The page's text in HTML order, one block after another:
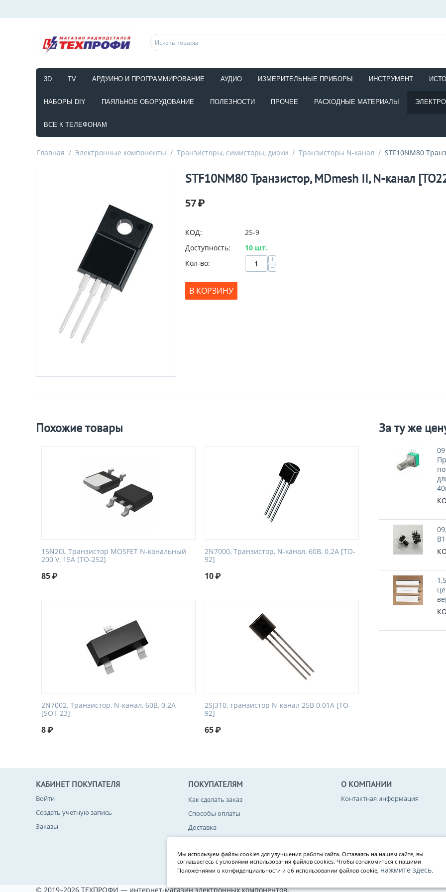
3D TV АРДУИНО И ПРОГРАММИРОВАНИЕ АУДИО ИЗМЕРИТЕЛЬНЫЕ ПРИБОРЫ ИНСТРУМЕНТ
НАБОРЫ DIY ПАЯЛЬНОЕ ОБОРУДОВАНИЕ ПОЛЕЗНОСТИ ПРОЧЕЕ РАСХОДНЫЕ МАТЕРИАЛЫ
ВСЕ К ТЕЛЕФОНАМ
Главная / Электронные компоненты / Транзисторы, симисторы, диаки / Транзисторы N-канал / STF10NM80
STF10NM80 Транзистор, MDmesh II, N-канал
57₽
КОД:
25-9
Доступность:
10 шт.
Кол-во:
+
−
В КОРЗИНУ
Похожие товары
15N20L Транзистор MOSFET N-канальный
200 V, 15A [TO-252]
85₽
2N7000, Транзистор, N-канал, 60В, 0.2А [TO-
92]
10₽
2N7002, Транзистор, N-канал, 60В, 0.2А
[SOT-23]
8₽
2SJ310, транзистор N-канал 25В 0.01А [TO-
92]
65₽
За ту же
КАБИНЕТ ПОКУПАТЕЛЯ
Войти
Создать учетную запись
Заказы
ПОКУПАТЕЛЯМ
Как сделать заказ
Способы оплаты
Доставка
Политика конфиденциальности
О КОМПАНИИ
Контактная информация
© 2019–2026 ТЕХПРОФИ — интернет-магазин электронных компонентов.
Мы используем файлы cookies для улучшения работы сайта. Оставаясь на нашем сайте, вы
соглашаетесь с условиями использования файлов cookies. Чтобы ознакомиться с нашими
Положениями о конфиденциальности и об использовании файлов cookie, нажмите здесь.